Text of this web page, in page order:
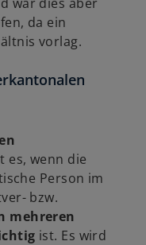
da ein
vorlag.
es, wenn die
Person im
bzw.
mehreren
ist. Es wird